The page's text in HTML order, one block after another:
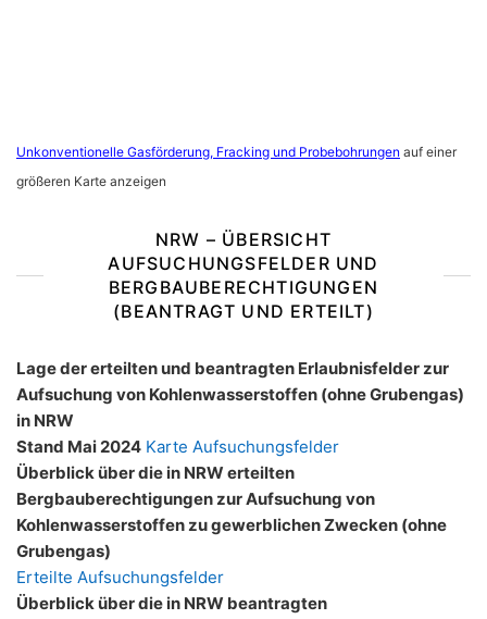
Unkonventionelle Gasförderung, Fracking und Probebohrungen auf einer
größeren Karte anzeigen
NRW – ÜBERSICHT
AUFSUCHUNGSFELDER UND
BERGBAUBERECHTIGUNGEN
(BEANTRAGT UND ERTEILT)
Lage der erteilten und beantragten Erlaubnisfelder zur
Aufsuchung von Kohlenwasserstoffen (ohne Grubengas)
in NRW
Stand Mai 2024 Karte Aufsuchungsfelder
Überblick über die in NRW erteilten
Bergbauberechtigungen zur Aufsuchung von
Kohlenwasserstoffen zu gewerblichen Zwecken (ohne
Grubengas)
Erteilte Aufsuchungsfelder
Überblick über die in NRW beantragten